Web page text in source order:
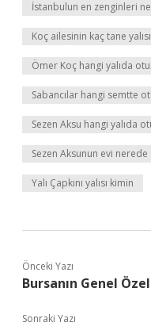
İstanbulun en zenginleri
Koç ailesinin kaç tane
Ömer Koç hangi yalıda
Sabancılar hangi semtte
Sezen Aksu hangi yalıda
Sezen Aksunun evi nerede
Yalı Çapkını yalısı kimin
Önceki Yazı
Bursanın Genel
Sonraki Yazı